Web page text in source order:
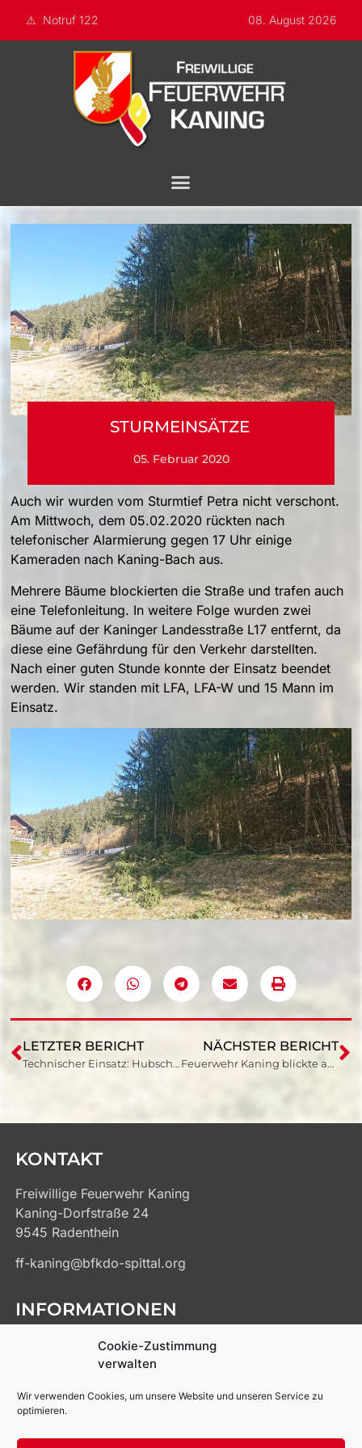
Cookie-Zustimmung
verwalten
Wir verwenden Cookies, um unsere Website und unseren Service zu
optimieren.
Notruf 122 08. August 2026
STURMEINSÄTZE
05. Februar 2020
Auch wir wurden vom Sturmtief Petra nicht verschont.
Am Mittwoch, dem 05.02.2020 rückten nach
telefonischer Alarmierung gegen 17 Uhr einige
Kameraden nach Kaning-Bach aus.
Mehrere Bäume blockierten die Straße und trafen auch
eine Telefonleitung. In weitere Folge wurden zwei
Bäume auf der Kaninger Landesstraße L17 entfernt, da
diese eine Gefährdung für den Verkehr darstellten.
Nach einer guten Stunde konnte der Einsatz beendet
werden. Wir standen mit LFA, LFA-W und 15 Mann im
Einsatz.
LETZTER BERICHT
Technischer Einsatz: Hubschrauberlandeplatz ausleuchten
NÄCHSTER BERICHT
Feuerwehr Kaning blickte auf vergangenes Jahr zurück
KONTAKT
Freiwillige Feuerwehr Kaning
Kaning-Dorfstraße 24
9545 Radenthein
ff-kaning@bfkdo-spittal.org
INFORMATIONEN
Cookie-Richtlinien
Links